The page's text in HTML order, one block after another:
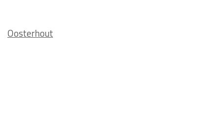
Oosterhout